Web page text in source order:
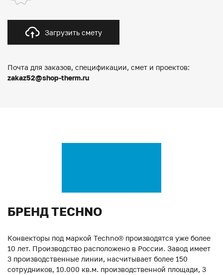
Загрузить смету
Почта для заказов, спецификации, смет и проектов:
zakaz52@shop-therm.ru
БРЕНД TECHNO
Конвекторы под маркой Techno® производятся уже более
10 лет. Производство расположено в России. Завод имеет
3 производственные линии, насчитывает более 150
сотрудников, 10.000 кв.м. производственной площади, 3